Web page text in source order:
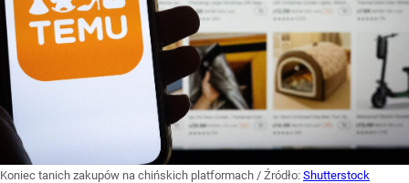
Koniec tanich zakupów na chińskich platformach / Źródło: Shutterstock